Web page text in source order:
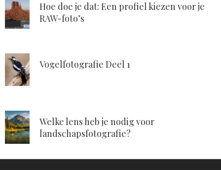
Hoe doe je dat: Een profiel kiezen voor je
RAW-foto’s
Vogelfotografie Deel 1
Welke lens heb je nodig voor
landschapsfotografie?